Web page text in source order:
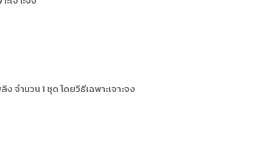
ำนวน 1 ชุด โดยวิธีเฉพาะเจาะจง